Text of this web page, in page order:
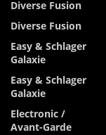
Diverse Fusion
Diverse Fusion
Easy & Schlager
Galaxie
Easy & Schlager
Galaxie
Electronic /
Avant-Garde